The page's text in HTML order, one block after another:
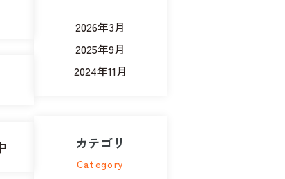
2026年3月
2025年9月
2024年11月
カテゴリ
Category